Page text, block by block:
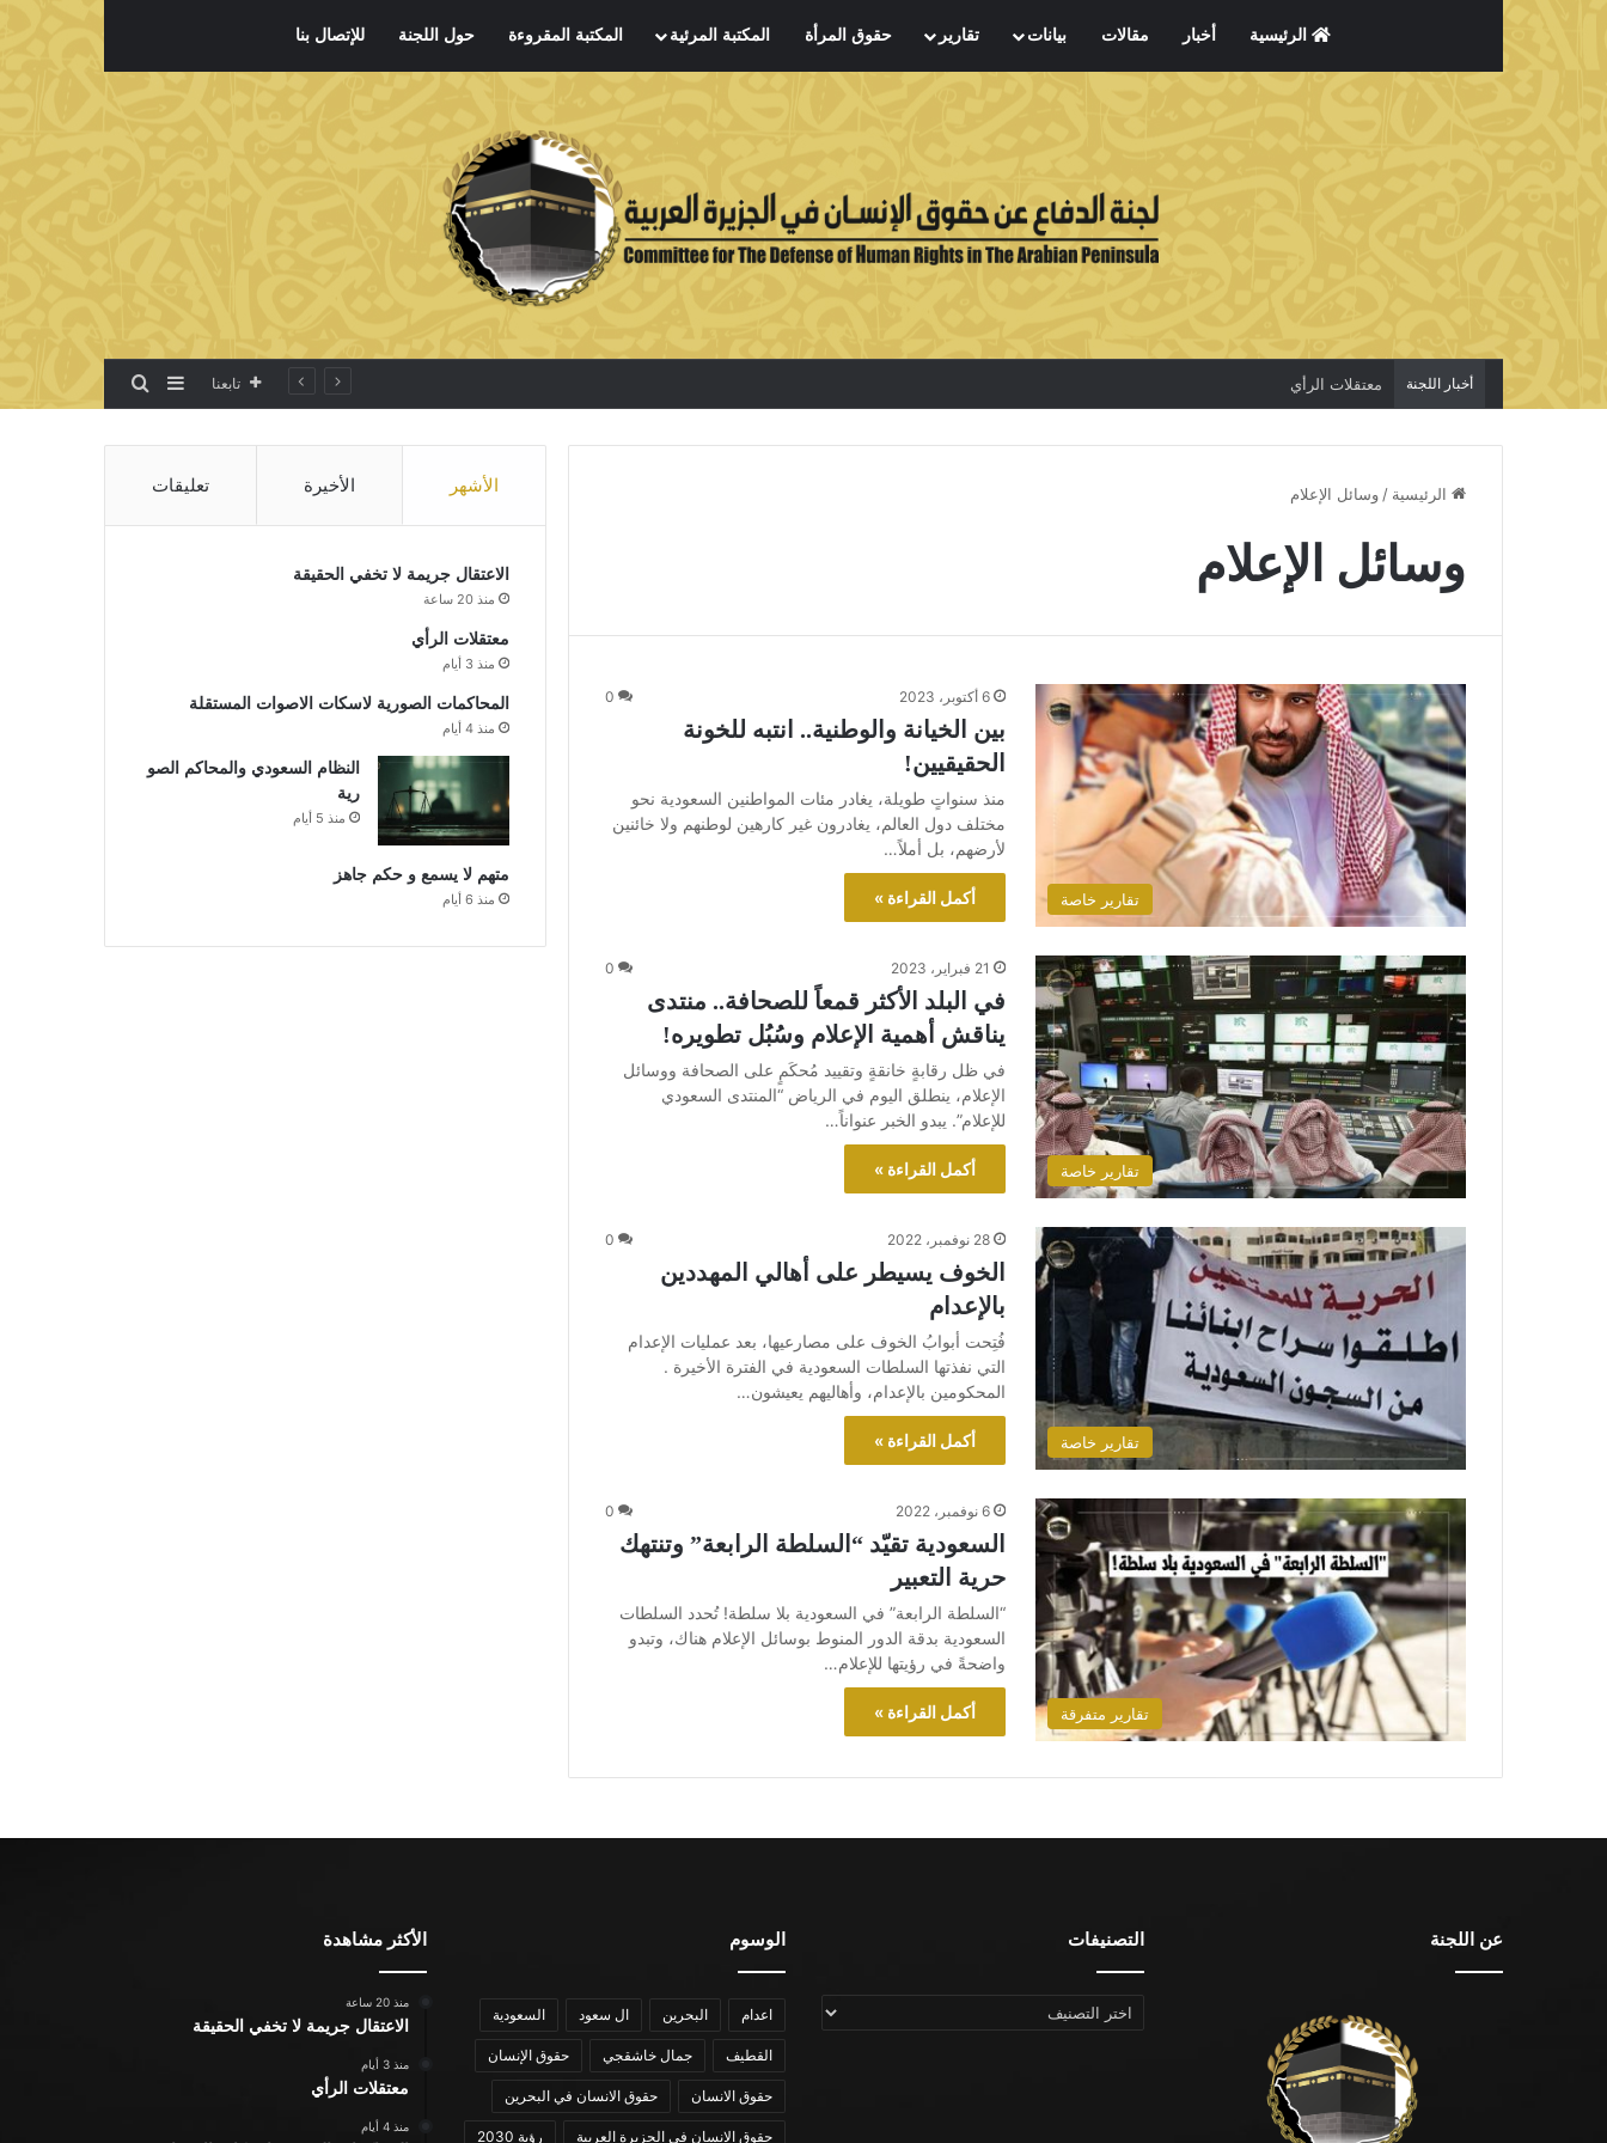
الرئيسية أخبار مقالات بيانات تقارير حقوق المرأة المكتبة المرئية المكتبة المقروءة حول اللجنة للإتصال بنا
أخبار اللجنة معتقلات الرأي تابعنا إضافة عمود جانبي
بحث عن
الرئيسية / وسائل الإعلام
وسائل الإعلام
تقارير خاصة
6 أكتوبر، 2023 0
بين الخيانة والوطنية.. انتبه للخونة
الحقيقيين!
منذ سنواتٍ طويلة، يغادر مئات المواطنين السعودية نحو
مختلف دول العالم، يغادرون غير كارهين لوطنهم ولا خائنين
لأرضهم، بل أملاً…
أكمل القراءة »
تقارير خاصة
21 فبراير، 2023 0
في البلد الأكثر قمعاً للصحافة.. منتدى
يناقش أهمية الإعلام وسُبُل تطويره!
في ظل رقابةٍ خانقةٍ وتقييد مُحكَمٍ على الصحافة ووسائل
الإعلام، ينطلق اليوم في الرياض “المنتدى السعودي
للإعلام”. يبدو الخبر عنواناً…
أكمل القراءة »
تقارير خاصة
28 نوفمبر، 2022 0
الخوف يسيطر على أهالي المهددين
بالإعدام
فُتِحت أبوابُ الخوف على مصارعيها، بعد عمليات الإعدام
التي نفذتها السلطات السعودية في الفترة الأخيرة .
المحكومين بالإعدام، وأهاليهم يعيشون…
أكمل القراءة »
تقارير متفرقة
6 نوفمبر، 2022 0
السعودية تقيّد “السلطة الرابعة” وتنتهك
حرية التعبير
“السلطة الرابعة” في السعودية بلا سلطة! تُحدد السلطات
السعودية بدقة الدور المنوط بوسائل الإعلام هناك، وتبدو
واضحةً في رؤيتها للإعلام…
أكمل القراءة »
الأشهر الأخيرة تعليقات
الاعتقال جريمة لا تخفي الحقيقة
منذ 20 ساعة
معتقلات الرأي
منذ 3 أيام
المحاكمات الصورية لاسكات الاصوات المستقلة
منذ 4 أيام
النظام السعودي والمحاكم الصو
رية
منذ 5 أيام
متهم لا يسمع و حكم جاهز
منذ 6 أيام
عن اللجنة التصنيفات
التصنيفات
الوسوم
اعدام البحرين ال سعود السعودية
القطيف جمال خاشقجي حقوق الإنسان
حقوق الانسان حقوق الانسان في البحرين
حقوق الانسان في الجزيرة العربية رؤية 2030
الأكثر مشاهدة
منذ 20 ساعة
الاعتقال جريمة لا تخفي الحقيقة
منذ 3 أيام
معتقلات الرأي
منذ 4 أيام